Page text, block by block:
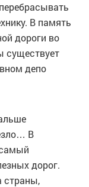
В память
дороги во
существует
депо
В
дорог.
страны,